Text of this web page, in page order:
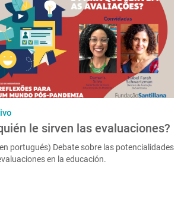
PT
le sirven las evaluaciones?
portugués) Debate sobre las potencialidades
en la educación.